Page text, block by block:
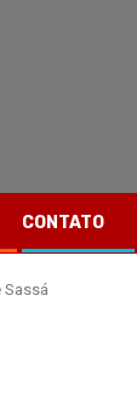
CONTATO
Sassá